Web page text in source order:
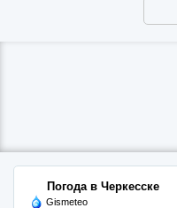
Погода в Черкесске
Gismeteo